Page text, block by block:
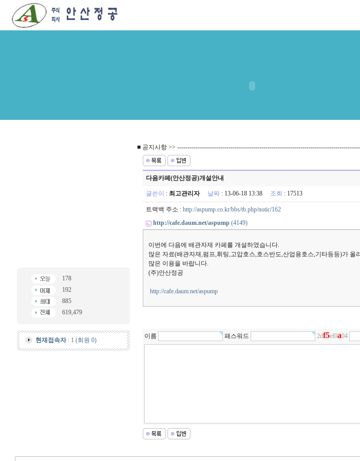
178
192
885
619,479
현재접속자: 1 (회원 0)
■ 공지사항 >>
다음카페(안산정공)개설안내
글쓴이 : 최고관리자 날짜 : 13-06-18 13:38 조회 : 17513
트랙백 주소 : http://aspump.co.kr/bbs/tb.php/notic/162
http://cafe.daum.net/aspump (4149)
이번에 다음에 배관자재 카페를 개설하였습니다.
많은 자료(배관자재,펌프,휘팅,고압호스,호스반도,산업용호스,기타등등)가 올
많은 이용을 바랍니다.
(주)안산정공
http://cafe.daum.net/aspump
이름 패스워드 2df5ef0a04